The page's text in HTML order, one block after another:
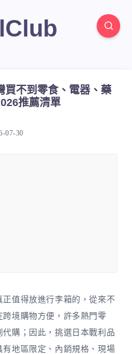
買不到零食、電器、藥
推薦清單
07-30
正值得放進行李箱的，從來不
境購物方便，許多熱門零
購；因此，挑選日本戰利品
地區限定、內銷規格、現場